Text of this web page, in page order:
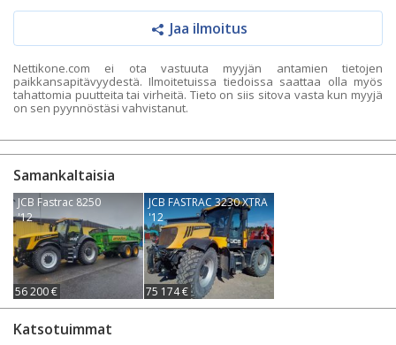
Jaa ilmoitus
Nettikone.com ei ota vastuuta myyjän antamien tietojen
paikkansapitävyydestä. Ilmoitetuissa tiedoissa saattaa olla myös
tahattomia puutteita tai virheitä. Tieto on siis sitova vasta kun myyjä
on sen pyynnöstäsi vahvistanut.
Samankaltaisia
JCB Fastrac 8250
'12
56 200 €
JCB FASTRAC 3230 XTRA
'12
75 174 €
Katsotuimmat